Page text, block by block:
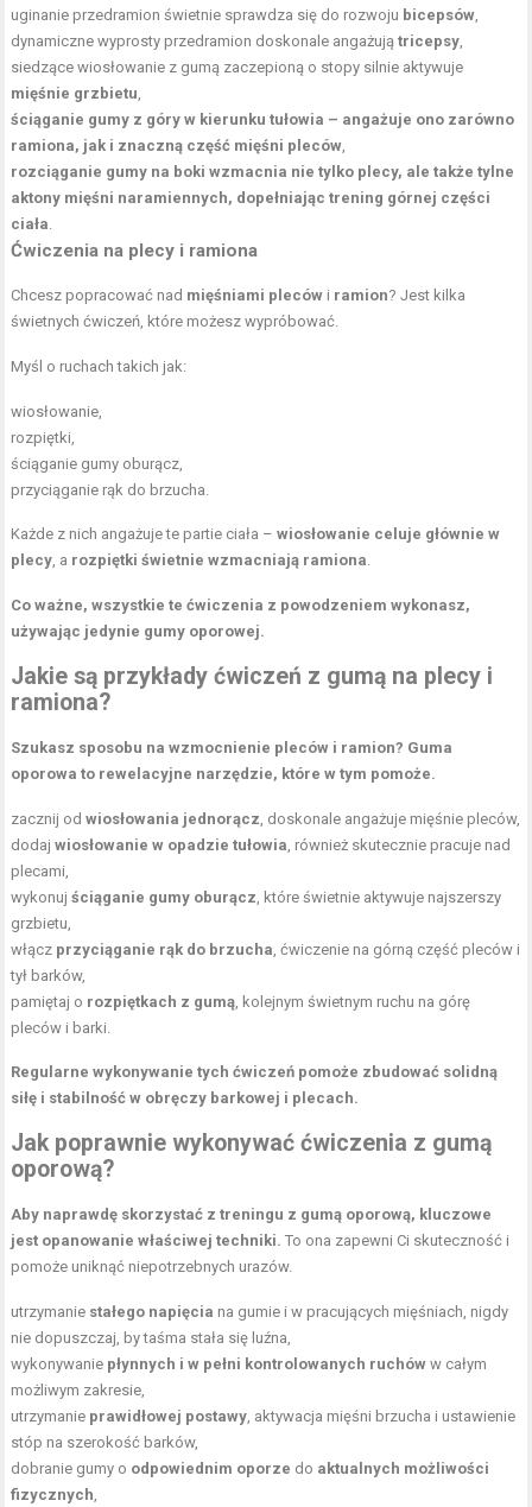
uginanie przedramion świetnie sprawdza się do rozwoju bicepsów,
dynamiczne wyprosty przedramion doskonale angażujątricepsy,
siedzące wiosłowanie z gumą zaczepioną o stopy silnie aktywuje
mięśnie grzbietu,
ściąganie gumy z góry w kierunku tułowia – angażuje ono zarówno
ramiona, jak i znaczną część mięśni pleców,
rozciąganie gumy na boki wzmacnia nie tylko plecy, ale także tylne
aktony mięśni naramiennych, dopełniająctrening górnej części
ciała.
Ćwiczenia na plecy i ramiona
Chcesz popracować nad mięśniami pleców i ramion? Jest kilka
świetnych ćwiczeń, które możesz wypróbować.
Myśl o ruchach takich jak:
wiosłowanie,
rozpiętki,
ściąganie gumy oburącz,
przyciąganie rąk do brzucha.
Każde z nich angażuje te partie ciała –wiosłowanie celuje głównie w
plecy, a rozpiętki świetnie wzmacniają ramiona.
Co ważne, wszystkie te ćwiczenia z powodzeniem wykonasz,
używając jedynie gumy oporowej.
Jakie są przykłady ćwiczeń z gumą na plecy i
ramiona?
Szukasz sposobu na wzmocnienie pleców i ramion? Guma
oporowa to rewelacyjne narzędzie, które w tym pomoże.
zacznij odwiosłowania jednorącz, doskonale angażuje mięśnie pleców,
dodajwiosłowanie w opadzie tułowia, również skutecznie pracuje nad
plecami,
wykonujściąganie gumy oburącz, które świetnie aktywuje najszerszy
grzbietu,
włącz przyciąganie rąk do brzucha, ćwiczenie na górną część pleców i
tył barków,
pamiętaj o rozpiętkach z gumą, kolejnym świetnym ruchu na górę
pleców i barki.
Regularne wykonywanie tych ćwiczeń pomoże zbudować solidną
siłę i stabilność w obręczy barkowej i plecach.
Jak poprawnie wykonywać ćwiczenia z gumą
oporową?
Aby naprawdę skorzystać z treningu z gumą oporową, kluczowe
jest opanowanie właściwej techniki. To ona zapewni Ci skuteczność i
pomoże uniknąć niepotrzebnych urazów.
utrzymanie stałego napięcia na gumie i w pracujących mięśniach, nigdy
nie dopuszczaj, by taśma stała się luźna,
wykonywanie płynnych i w pełni kontrolowanych ruchów w całym
możliwym zakresie,
utrzymanie prawidłowej postawy, aktywacja mięśni brzucha i ustawienie
stóp na szerokość barków,
dobranie gumy o odpowiednim oporze do aktualnych możliwości
fizycznych,